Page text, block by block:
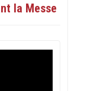
la Messe